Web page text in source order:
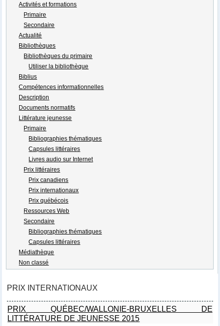
Activités et formations
Primaire
Secondaire
Actualité
Bibliothèques
Bibliothèques du primaire
Utiliser la bibliothèque
Biblius
Compétences informationnelles
Description
Documents normatifs
Littérature jeunesse
Primaire
Bibliographies thématiques
Capsules littéraires
Livres audio sur Internet
Prix littéraires
Prix canadiens
Prix internationaux
Prix québécois
Ressources Web
Secondaire
Bibliographies thématiques
Capsules littéraires
Médiathèque
Non classé
PRIX INTERNATIONAUX
PRIX QUÉBEC/WALLONIE-BRUXELLES DE
LITTÉRATURE DE JEUNESSE 2015